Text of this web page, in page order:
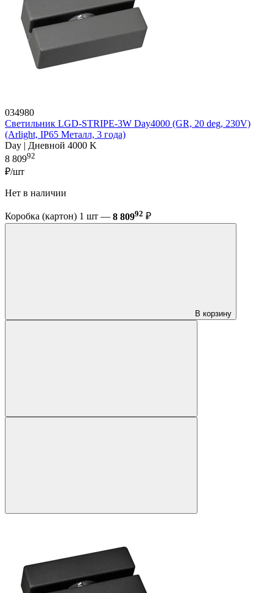
034980
Светильник LGD-STRIPE-3W Day4000 (GR, 20 deg, 230V)
(Arlight, IP65 Металл, 3 года)
Day | Дневной 4000 K
8 80992
₽/шт
Нет в наличии
Коробка (картон) 1 шт — 8 80992 ₽
В корзину